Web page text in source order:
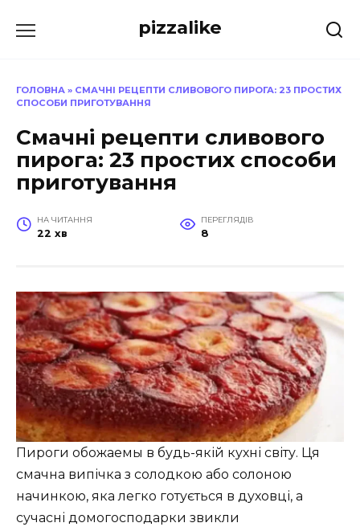
до
pizzalike
ГОЛОВНА » СМАЧНІ РЕЦЕПТИ СЛИВОВОГО ПИРОГА: 23 ПРОСТИХ
СПОСОБИ ПРИГОТУВАННЯ
Смачні рецепти сливового
пирога: 23 простих способи
приготування
НА ЧИТАННЯ
22 хв
ПЕРЕГЛЯДІВ
8
Пироги обожаемы в будь-якій кухні світу. Ця
смачна випічка з солодкою або солоною
начинкою, яка легко готується в духовці, а
сучасні домогосподарки звикли